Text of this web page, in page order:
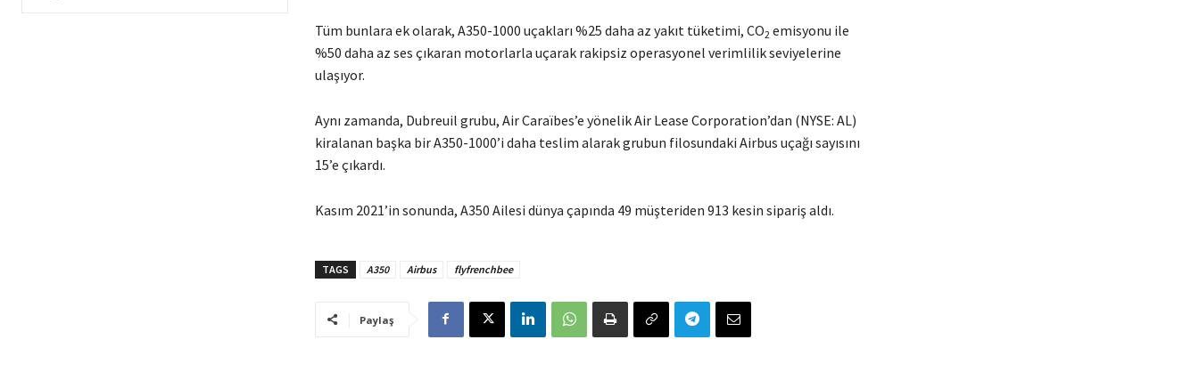
Tüm bunlara ek olarak, A350-1000 uçakları %25 daha az yakıt tüketimi, CO2 emisyonu ile
%50 daha az ses çıkaran motorlarla uçarak rakipsiz operasyonel verimlilik seviyelerine
ulaşıyor.
Aynı zamanda, Dubreuil grubu, Air Caraïbes’e yönelik Air Lease Corporation’dan (NYSE: AL)
kiralanan başka bir A350-1000’i daha teslim alarak grubun filosundaki Airbus uçağı sayısını
15’e çıkardı.
Kasım 2021’in sonunda, A350 Ailesi dünya çapında 49 müşteriden 913 kesin sipariş aldı.
TAGS A350 Airbus flyfrenchbee
Paylaş